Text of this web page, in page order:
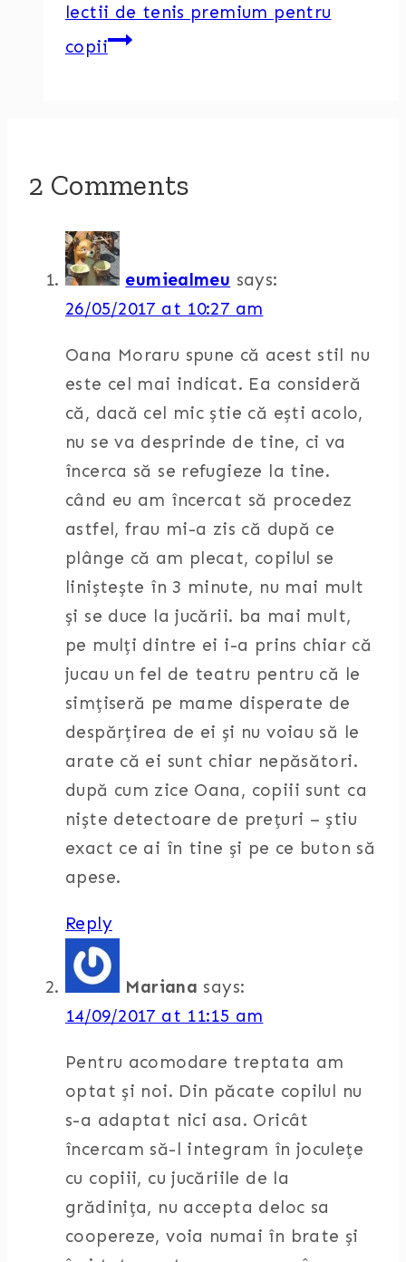
lectii de tenis premium pentru
copii
2 Comments
eumiealmeu says:
26/05/2017 at 10:27 am
Oana Moraru spune că acest stil nu
este cel mai indicat. Ea consideră
că, dacă cel mic știe că ești acolo,
nu se va desprinde de tine, ci va
încerca să se refugieze la tine.
când eu am încercat să procedez
astfel, frau mi-a zis că după ce
plânge că am plecat, copilul se
liniștește în 3 minute, nu mai mult
și se duce la jucării. ba mai mult,
pe mulți dintre ei i-a prins chiar că
jucau un fel de teatru pentru că le
simțiseră pe mame disperate de
despărțirea de ei și nu voiau să le
arate că ei sunt chiar nepăsători.
după cum zice Oana, copiii sunt ca
niște detectoare de prețuri – știu
exact ce ai în tine și pe ce buton să
apese.
Reply
Mariana says:
14/09/2017 at 11:15 am
Pentru acomodare treptata am
optat și noi. Din păcate copilul nu
s-a adaptat nici asa. Oricât
încercam să-l integram în joculețe
cu copiii, cu jucăriile de la
grădinița, nu accepta deloc sa
coopereze, voia numai în brate și